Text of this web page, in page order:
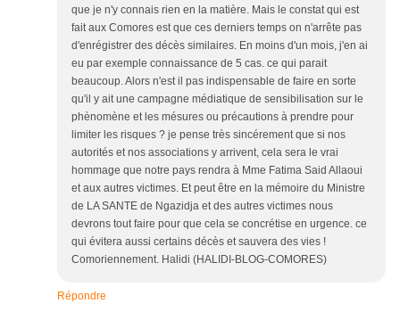
que je n'y connais rien en la matière. Mais le constat qui est
fait aux Comores est que ces derniers temps on n'arrête pas
d'enrégistrer des décès similaires. En moins d'un mois, j'en ai
eu par exemple connaissance de 5 cas. ce qui parait
beaucoup. Alors n'est il pas indispensable de faire en sorte
qu'il y ait une campagne médiatique de sensibilisation sur le
phènomène et les mésures ou précautions à prendre pour
limiter les risques ? je pense très sincérement que si nos
autorités et nos associations y arrivent, cela sera le vrai
hommage que notre pays rendra à Mme Fatima Said Allaoui
et aux autres victimes. Et peut être en la mémoire du Ministre
de LA SANTE de Ngazidja et des autres victimes nous
devrons tout faire pour que cela se concrétise en urgence. ce
qui évitera aussi certains décès et sauvera des vies !
Comoriennement. Halidi (HALIDI-BLOG-COMORES)
Répondre